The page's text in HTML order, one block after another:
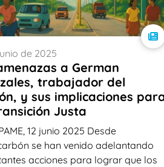
de 2025
a German
trabajador del
y sus implicaciones
Justa
12 junio 2025 Desde
se han venido adelantando
acciones para lograr que los